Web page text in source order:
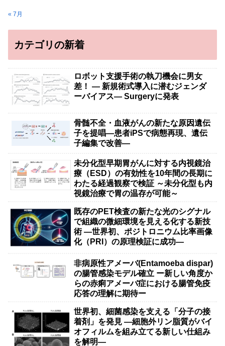
« 7月
カテゴリの新着
ロボット支援手術の執刀機会に男女
差！ — 新規術式導入に潜むジェンダ
ーバイアス— Surgeryに発表
骨髄不全・血液がんの新たな原因遺伝
子を提唱―患者iPSで病態再現、遺伝
子編集で改善―
未分化型早期胃がんに対する内視鏡治
療（ESD）の有効性を10年間の長期に
わたる経過観察で検証 ～未分化型も内
視鏡治療で胃の温存が可能～
既存のPET検査の新たな光のシグナル
で組織の微細環境を見える化する新技
術 ―世界初、ポジトロニウム比率画像
化（PRI）の原理検証に成功―
非病原性アメーバ(Entamoeba dispar)
の腸管感染モデル確立 ー新しい角度か
らの赤痢アメーバ症における腸管免疫
応答の理解に期待ー
世界初、細菌感染を支える「分子の接
着剤」を発見 ―細胞外リン脂質がバイ
オフィルムを組み立てる新しい仕組み
を解明―